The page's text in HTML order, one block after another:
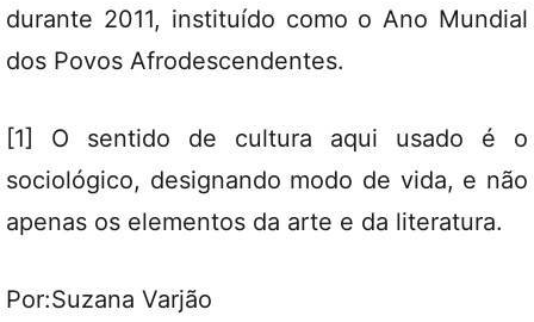
durante 2011, instituído como o Ano Mundial
dos Povos Afrodescendentes.
[1] O sentido de cultura aqui usado é o
sociológico, designando modo de vida, e não
apenas os elementos da arte e da literatura.
Por:Suzana Varjão